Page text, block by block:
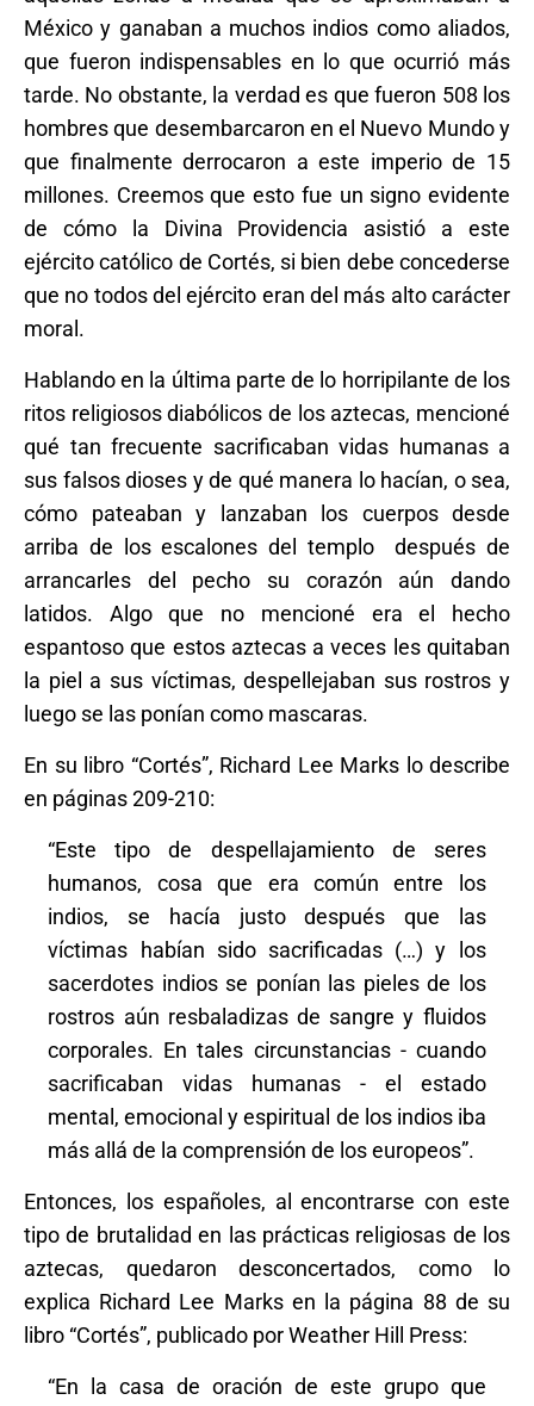
México y ganaban a muchos indios como aliados,
que fueron indispensables en lo que ocurrió más
tarde. No obstante, la verdad es que fueron 508 los
hombres que desembarcaron en el Nuevo Mundo y
que finalmente derrocaron a este imperio de 15
millones. Creemos que esto fue un signo evidente
de cómo la Divina Providencia asistió a este
ejército católico de Cortés, si bien debe concederse
que no todos del ejército eran del más alto carácter
moral.
Hablando en la última parte de lo horripilante de los
ritos religiosos diabólicos de los aztecas, mencioné
qué tan frecuente sacrificaban vidas humanas a
sus falsos dioses y de qué manera lo hacían, o sea,
cómo pateaban y lanzaban los cuerpos desde
arriba de los escalones del templo
después de
arrancarles del pecho su corazón aún dando
latidos. Algo que no mencioné era el hecho
espantoso que estos aztecas a veces les quitaban
la piel a sus víctimas, despellejaban sus rostros y
luego se las ponían como mascaras.
En su libro “Cortés”, Richard Lee Marks lo describe
en páginas 209-210:
“Este tipo de despellajamiento de seres
humanos, cosa que era común entre los
indios, se hacía justo después que las
víctimas habían sido sacrificadas (…) y los
sacerdotes indios se ponían las pieles de los
rostros aún resbaladizas de sangre y fluidos
corporales. En tales circunstancias - cuando
sacrificaban vidas humanas - el estado
mental, emocional y espiritual de los indios iba
más allá de la comprensión de los europeos”.
Entonces, los españoles, al encontrarse con este
tipo de brutalidad en las prácticas religiosas de los
aztecas, quedaron desconcertados, como lo
explica Richard Lee Marks en la página 88 de su
libro “Cortés”, publicado por Weather Hill Press:
“En la casa de oración de este grupo que